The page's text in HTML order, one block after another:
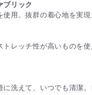
ブリック
用。抜群の着心地を実現
トレッチ性が高いものを
洗えて、いつでも清潔。